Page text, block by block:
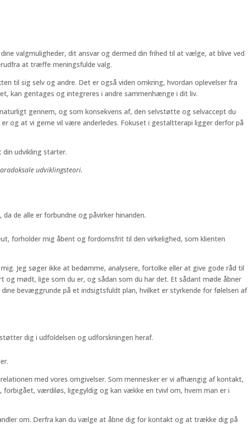
valgmuligheder, dit ansvar og dermed din frihed til at vælge, at blive ved
at træffe meningsfulde valg.
til sig selv og andre. Det er også viden omkring, hvordan oplevelser fra
kan gentages og integreres i andre sammenhænge i dit liv.
gennem, og som konsekvens af, den selvstøtte og selvaccept du
og at vi gerne vil være anderledes. Fokuset i gestaltterapi ligger derfor på
udvikling starter.
udviklingsteori.
de alle er forbundne og påvirker hinanden.
forholder mig åbent og fordomsfrit til den virkelighed, som klienten
Jeg søger ikke at bedømme, analysere, fortolke eller at give gode råd til
mødt, lige som du er, og sådan som du har det. Et sådant møde åbner
bevæggrunde på et indsigtsfuldt plan, hvilket er styrkende for følelsen af
dig i udfoldelsen og udforskningen heraf.
med vores omgivelser. Som mennesker er vi afhængig af kontakt,
værdiløs, ligegyldig og kan vække en tvivl om, hvem man er i
om. Derfra kan du vælge at åbne dig for kontakt og at trække dig på